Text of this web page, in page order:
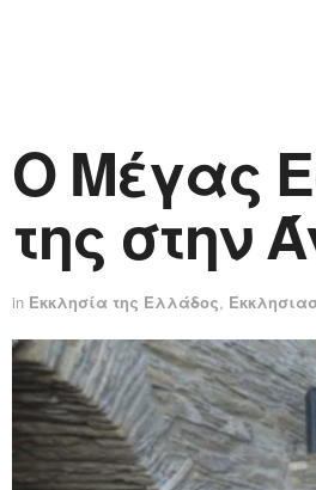
Ο Μέγας
της στην
in Εκκλησία της Ελλάδος,